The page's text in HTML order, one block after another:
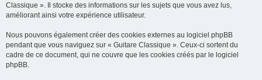
Classique ». Il stocke des informations sur les sujets que vous avez lus,
améliorant ainsi votre expérience utilisateur.
Nous pouvons également créer des cookies externes au logiciel phpBB
pendant que vous naviguez sur « Guitare Classique ». Ceux-ci sortent du
cadre de ce document, qui ne couvre que les cookies créés par le logiciel
phpBB.